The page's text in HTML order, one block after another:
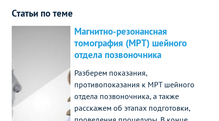
Статьи по теме
Магнитно-резонансная
томография (МРТ) шейного
отдела позвоночника
Разберем показания,
противопоказания к МРТ шейного
отдела позвоночника, а также
расскажем об этапах подготовки,